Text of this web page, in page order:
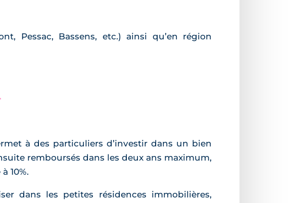
Pessac, Bassens, etc.) ainsi qu’en région
à des particuliers d’investir dans un bien
remboursés dans les deux ans maximum,
10%.
dans les petites résidences immobilières,